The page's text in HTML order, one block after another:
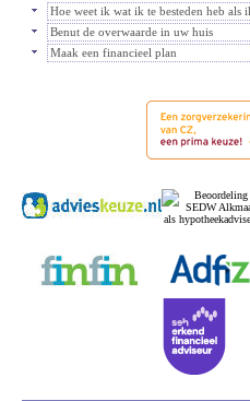
Hoe weet ik wat ik te besteden heb als
Benut de overwaarde in uw huis
Maak een financieel plan